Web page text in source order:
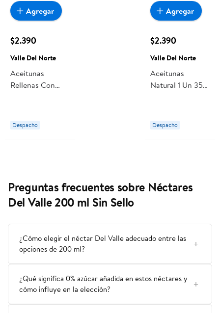
$2.390
Valle Del Norte
Aceitunas
Rellenas Con
Norte
Despacho
Agregar
$2.390
Valle Del Norte
Aceitunas
Natural 1 Un 350
Despacho
Agregar
Preguntas frecuentes sobre Néctares
Del Valle 200 ml Sin Sello
¿Cómo elegir el néctar Del Valle adecuado entre las
opciones de 200 ml?
¿Qué significa 0% azúcar añadida en estos néctares y
cómo influye en la elección?